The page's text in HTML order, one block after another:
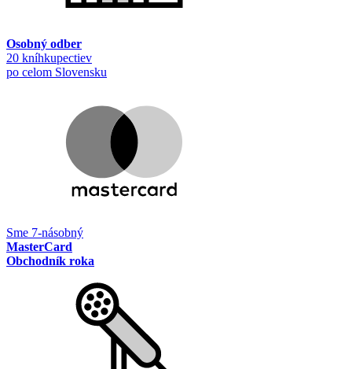
Osobný odber
20 kníhkupectiev
po celom Slovensku
Sme 7-násobný
MasterCard
Obchodník roka